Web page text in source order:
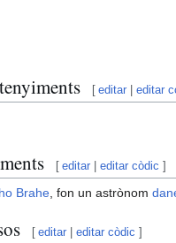
[ editar |editar
[ editar |editar còdic ]
Brahe, fon un astrònom
[ editar |editar còdic ]